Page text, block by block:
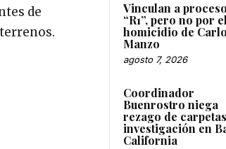
de
Vinculan a
“R1”, pero no por
homicidio de
Manzo
agosto 7, 2026
Coordinador
Buenrostro niega
rezago de
investigación en
California